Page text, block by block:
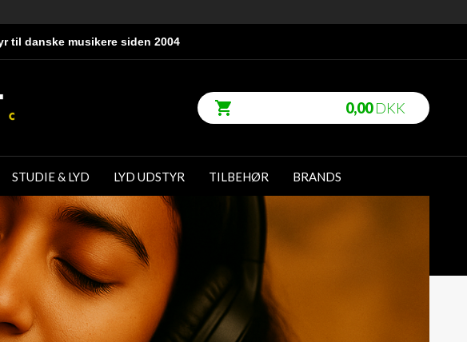
til danske musikere siden 2004
0,00DKK
STUDIE & LYD LYD UDSTYR TILBEHØR BRANDS